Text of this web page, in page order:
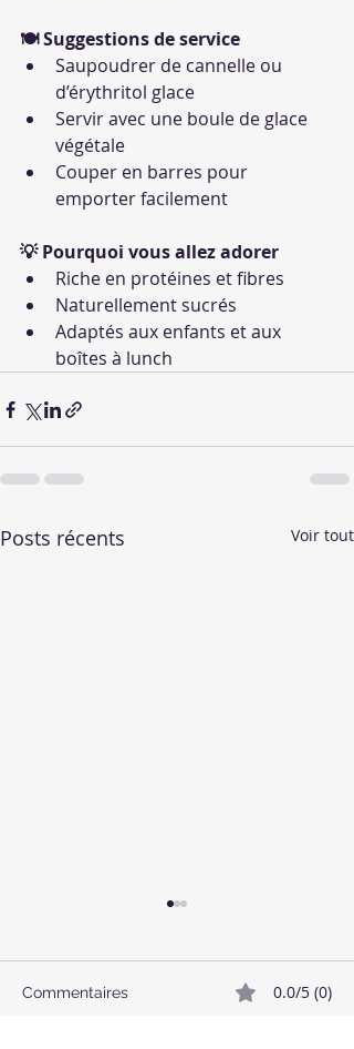
🍽 Suggestions de service
Saupoudrer de cannelle ou
d’érythritol glace
Servir avec une boule de glace
végétale
Couper en barres pour
emporter facilement
💡 Pourquoi vous allez adorer
Riche en protéines et fibres
Naturellement sucrés
Adaptés aux enfants et aux
boîtes à lunch
Posts récents Voir tout
Commentaires 0.0/5 (0)